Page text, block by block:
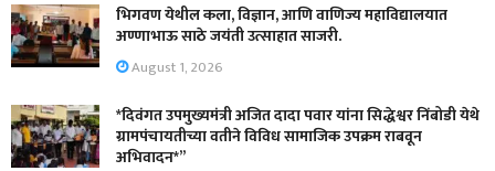
भिगवण येथील कला, विज्ञान, आणि वाणिज्य महाविद्यालयात
अण्णाभाऊ साठे जयंती उत्साहात साजरी.
August 1, 2026
*दिवंगत उपमुख्यमंत्री अजित दादा पवार यांना सिद्धेश्वर निंबोडी येथे
ग्रामपंचायतीच्या वतीने विविध सामाजिक उपक्रम राबवून
अभिवादन*”